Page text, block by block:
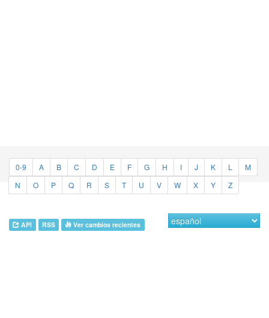
0-9 A B C D E F G H I J K L
M
N
O P Q R S T U V W X Y Z
API RSS Ver cambios recientes